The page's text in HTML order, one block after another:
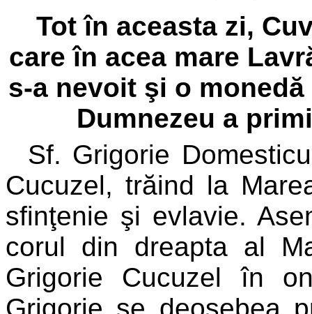
Tot în aceasta zi,
care în acea mare
s-a nevoit şi o
Dumnezeu a
Sf. Grigorie
Cucuzel, trăind la
sfinţenie şi evlavie.
corul din dreapta al
Grigorie Cucuzel în